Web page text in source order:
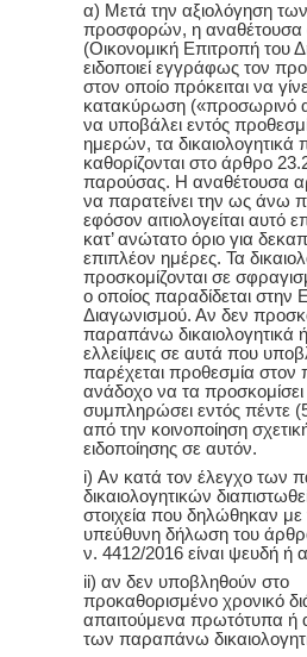
α) Μετά την αξιολόγηση των
προσφορών, η αναθέτουσα
(Οικονομική Επιτροπή του
ειδοποιεί εγγράφως τον
στον οποίο πρόκειται να
κατακύρωση («προσωρινό
να υποβάλει εντός
ημερών, τα δικαιολογητικά
καθορίζονται στο άρθρο
παρούσας. Η αναθέτουσα
να παρατείνει την ως άνω
εφόσον αιτιολογείται αυτό
κατ’ ανώτατο όριο για
επιπλέον ημέρες. Τα
προσκομίζονται σε
ο οποίος παραδίδεται στην
Διαγωνισμού. Αν δεν
παραπάνω δικαιολογητικά
ελλείψεις σε αυτά που
παρέχεται προθεσμία στον
ανάδοχο να τα
συμπληρώσει εντός πέντε
από την κοινοποίηση
ειδοποίησης σε αυτόν.
i) Αν κατά τον έλεγχο των
δικαιολογητικών
στοιχεία που δηλώθηκαν με
υπεύθυνη δήλωση του
ν. 4412/2016 είναι ψευδή ή
ii) αν δεν υποβληθούν στο
προκαθορισμένο χρονικό
απαιτούμενα πρωτότυπα ή
των παραπάνω